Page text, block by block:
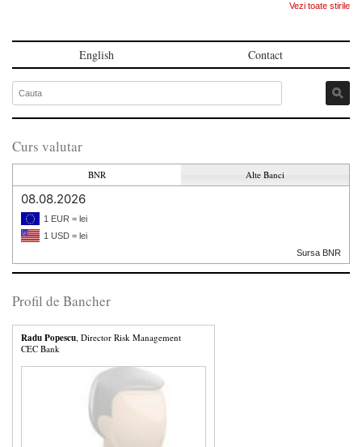
Vezi toate stirile
English Contact
Curs valutar
BNR Alte Banci
08.08.2026
1 EUR = lei
1 USD = lei
Sursa BNR
Profil de Bancher
Radu Popescu, Director Risk Management
CEC Bank